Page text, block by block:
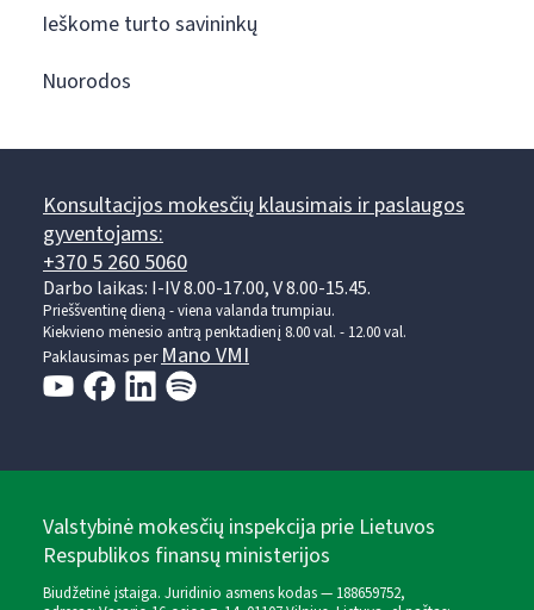
Ieškome turto savininkų
Nuorodos
Konsultacijos mokesčių klausimais ir paslaugos
gyventojams:
+370 5 260 5060
Darbo laikas: I-IV 8.00-17.00, V 8.00-15.45.
Prieššventinę dieną - viena valanda trumpiau.
Kiekvieno mėnesio antrą penktadienį 8.00 val. - 12.00 val.
Paklausimas perMano VMI
Valstybinė mokesčių inspekcija prie Lietuvos
Respublikos finansų ministerijos
Biudžetinė įstaiga. Juridinio asmens kodas — 188659752,